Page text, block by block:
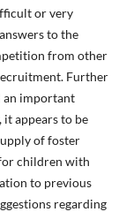
or very
to the
from other
Further
an important
appears to be
of foster
children with
to previous
regarding